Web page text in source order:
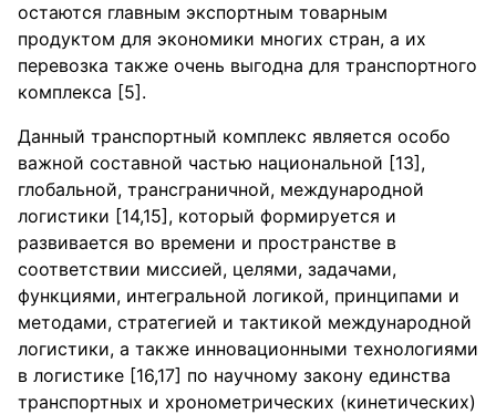
остаются главным экспортным товарным
продуктом для экономики многих стран, а их
перевозка также очень выгодна для транспортного
комплекса [5].
Данный транспортный комплекс является особо
важной составной частью национальной [13],
глобальной, трансграничной, международной
логистики [14,15], который формируется и
развивается во времени и пространстве в
соответствии миссией, целями, задачами,
функциями, интегральной логикой, принципами и
методами, стратегией и тактикой международной
логистики, а также инновационными технологиями
в логистике [16,17] по научному закону единства
транспортных и хронометрических (кинетических)